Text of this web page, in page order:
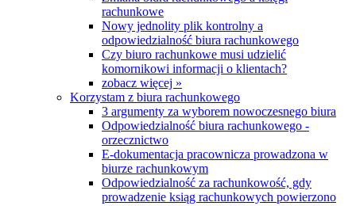
rachunkowe
Nowy jednolity plik kontrolny a
odpowiedzialność biura rachunkowego
Czy biuro rachunkowe musi udzielić
komornikowi informacji o klientach?
zobacz więcej »
Korzystam z biura rachunkowego
3 argumenty za wyborem nowoczesnego biura
Odpowiedzialność biura rachunkowego -
orzecznictwo
E-dokumentacja pracownicza prowadzona w
biurze rachunkowym
Odpowiedzialność za rachunkowość, gdy
prowadzenie ksiąg rachunkowych powierzono